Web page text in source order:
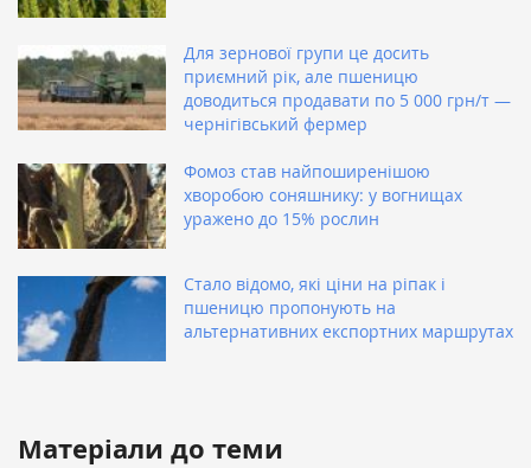
Для зернової групи це досить
приємний рік, але пшеницю
доводиться продавати по 5 000 грн/т —
чернігівський фермер
Фомоз став найпоширенішою
хворобою соняшнику: у вогнищах
уражено до 15% рослин
Стало відомо, які ціни на ріпак і
пшеницю пропонують на
альтернативних експортних маршрутах
Матеріали до теми